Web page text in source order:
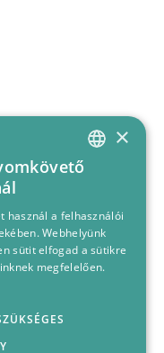
HUNGARIAN
×
használ a felhasználói
Webhelyünk
sütit elfogad a sütikre
megfelelően.